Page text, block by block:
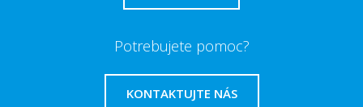
Potrebujete pomoc?
KONTAKTUJTE NÁS